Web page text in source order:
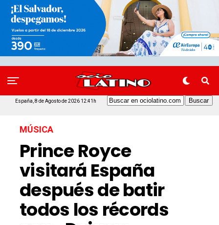
España, 8 de Agosto de 2026 12:41h
MÚSICA
Prince Royce
visitará España
después de batir
todos los récords